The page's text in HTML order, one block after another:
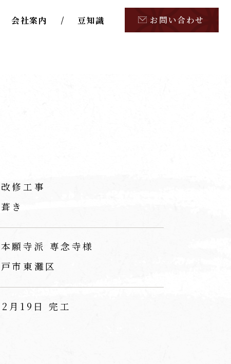
会社案内 豆知識 お問い合わせ
修工事
き
願寺派 専念寺様
市東灘区
月19日 完工